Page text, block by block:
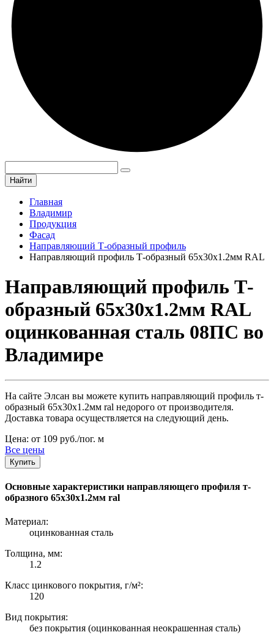
Найти
Главная
Владимир
Продукция
Фасад
Направляющий Т-образный профиль
Направляющий профиль Т-образный 65х30х1.2мм RAL
Направляющий профиль Т-
образный 65х30х1.2мм RAL
оцинкованная сталь 08ПС во
Владимире
На сайте Элсан вы можете купить направляющий профиль т-
образный 65х30х1.2мм ral недорого от производителя.
Доставка товара осуществляется на следующий день.
Цена: от 109 руб./пог. м
Все цены
Купить
Основные характеристики направляющего профиля т-
образного 65х30х1.2мм ral
Материал:
оцинкованная сталь
Толщина, мм:
1.2
Класс цинкового покрытия, г/м²:
120
Вид покрытия:
без покрытия (оцинкованная неокрашенная сталь)